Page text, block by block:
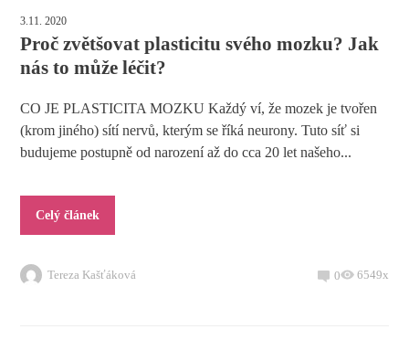
3.11. 2020
Proč zvětšovat plasticitu svého mozku? Jak
nás to může léčit?
CO JE PLASTICITA MOZKU Každý ví, že mozek je tvořen
(krom jiného) sítí nervů, kterým se říká neurony. Tuto síť si
budujeme postupně od narození až do cca 20 let našeho...
Celý článek
Tereza Kašťáková 0 6549x